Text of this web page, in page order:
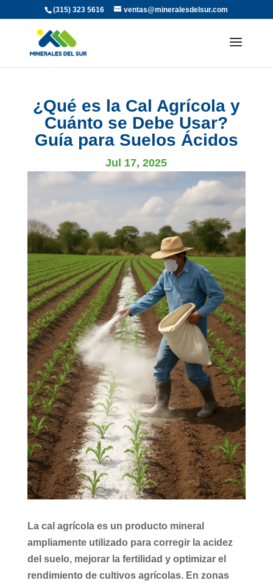
(315) 323 5616 ventas@mineralesdelsur.com
¿Qué es la Cal Agrícola y
Cuánto se Debe Usar?
Guía para Suelos Ácidos
Jul 17, 2025
La cal agrícolaes un producto mineral
ampliamente utilizado para corregir la acidez
del suelo, mejorar la fertilidad y optimizar el
rendimiento de cultivos agrícolas. En zonas